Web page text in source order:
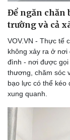
Để ngăn chăn
trường và cả
VOV.VN - Thực tế
không xảy ra ở nơi
đình - nơi được
thương, chăm sóc
bạo lực có thể kéo
xung quanh.